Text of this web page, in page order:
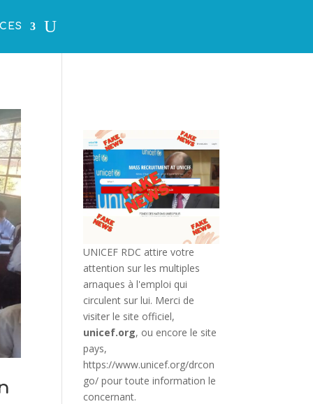
UNICEF RDC attire votre
attention sur les multiples
arnaques à l'emploi qui
circulent sur lui. Merci de
visiter le site officiel,
unicef.org, ou encore le site
pays,
https://www.unicef.org/drcon
go/ pour toute information le
concernant.